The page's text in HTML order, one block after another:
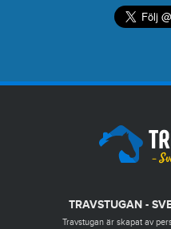
TRAVSTUGAN -
Travstugan är skapat av